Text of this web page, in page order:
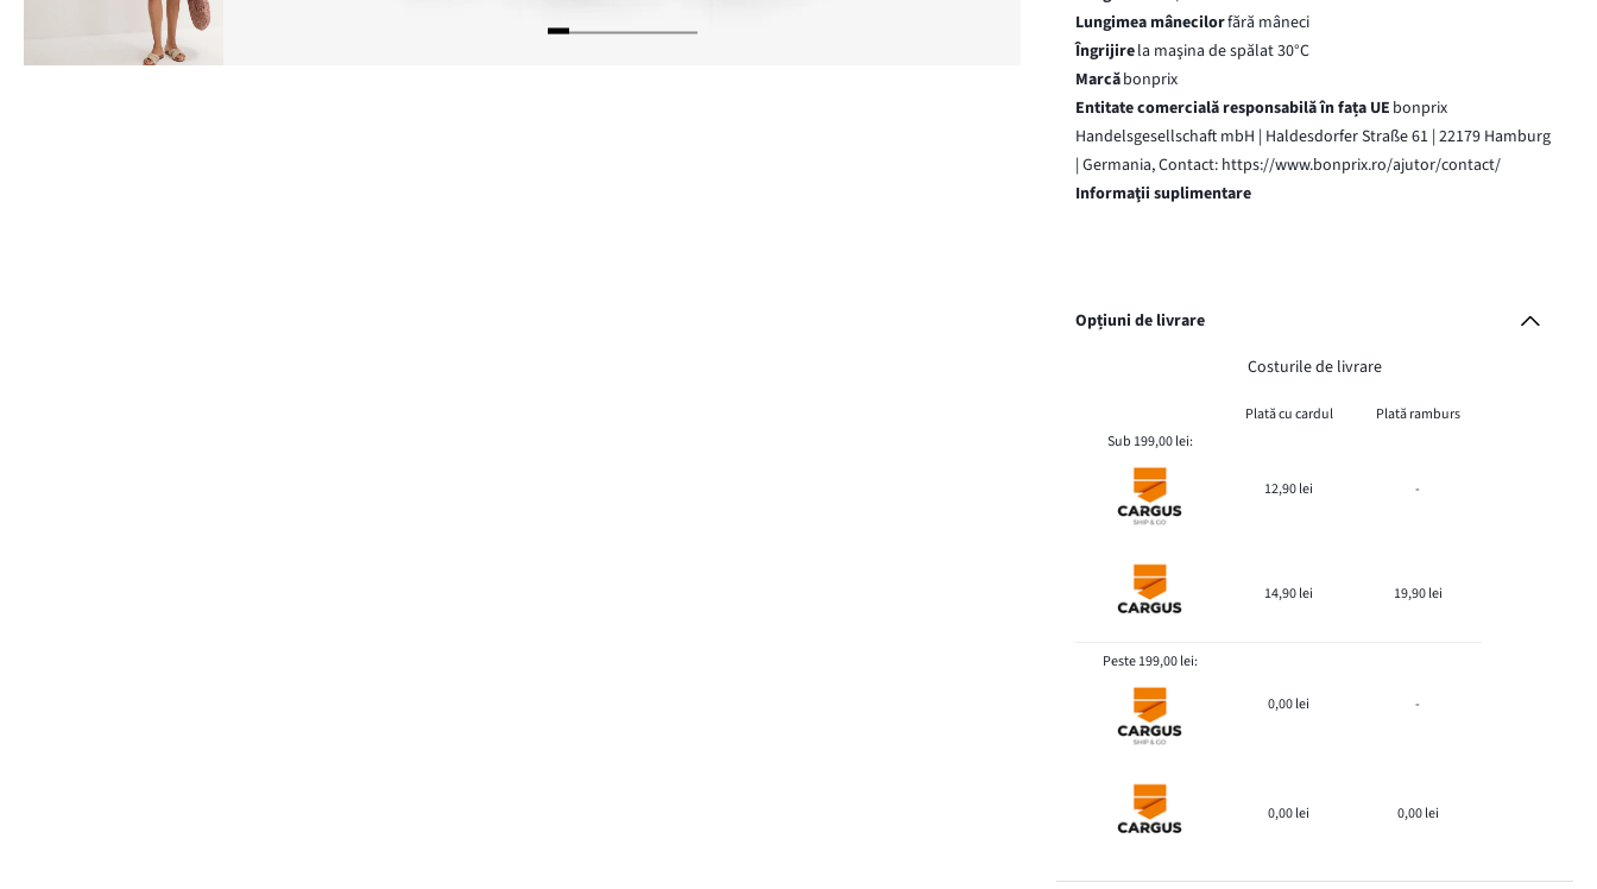
Lungimea mânecilorfără mâneci
Îngrijirela maşina de spălat 30°C
Marcăbonprix
Entitate comercială responsabilă în fața UE bonprix
Handelsgesellschaft mbH | Haldesdorfer Straße 61 | 22179 Hamburg
| Germania, Contact: https://www.bonprix.ro/ajutor/contact/
Informaţii suplimentare
Opțiuni de livrare
Costurile de livrare
Plată cu cardul
Plată ramburs
Sub 199,00 lei:
12,90 lei -
14,90 lei 19,90 lei
Peste 199,00 lei:
0,00 lei -
0,00 lei 0,00 lei